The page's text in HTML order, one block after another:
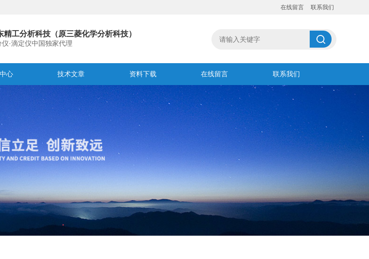
在线留言 联系我们
精工分析科技（原三菱化学分析科技）
仪·滴定仪中国独家代理
心 技术文章 资料下载 在线留言 联系我们